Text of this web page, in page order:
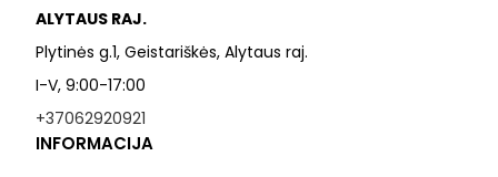
ALYTAUS RAJ.
Plytinės g.1, Geistariškės, Alytaus raj.
I-V, 9:00-17:00
+37062920921
INFORMACIJA